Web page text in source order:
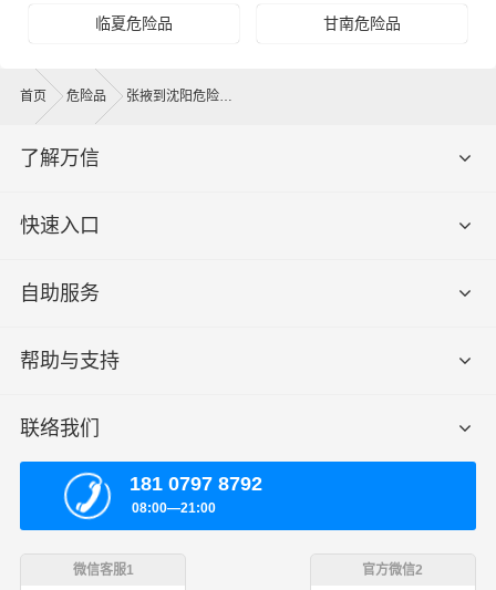
什么是提货费用（也称接货费、取货费、上门提货费）？
物流公司安排车辆上门把货物运送到专线运输商进行配载
过程中产生的费用称为提货费。提货过程是发货时很重要
的环节，要确认件数、重量、体积、包装、收货信息等物
流基本信息。
即送货上门费用。物流公司安排车辆把货物从沈阳物流集
散地运送到指定的收货地点，期间产生的费用称为送货
务理念，凭借张掖至沈阳物流的优质平台，始终致力于为
的在为各行各业提供我们的物流服务，也得到了很多客户
的认可和口碑相传，如果您有意向选择我们，我们非常乐
意为您解决物流相关问题。当然，还有很多优秀的
司
也提供从张掖发物流到沈阳的运输服务，您也可以多多
咨询，找到合适您的物流服务商。
临夏危险品 甘南危险品
首页 危险品 张掖到沈阳危险品运输公司
了解万信
快速入口
自助服务
帮助与支持
联络我们
181 0797 8792
08:00—21:00
微信客服1 官方微信2